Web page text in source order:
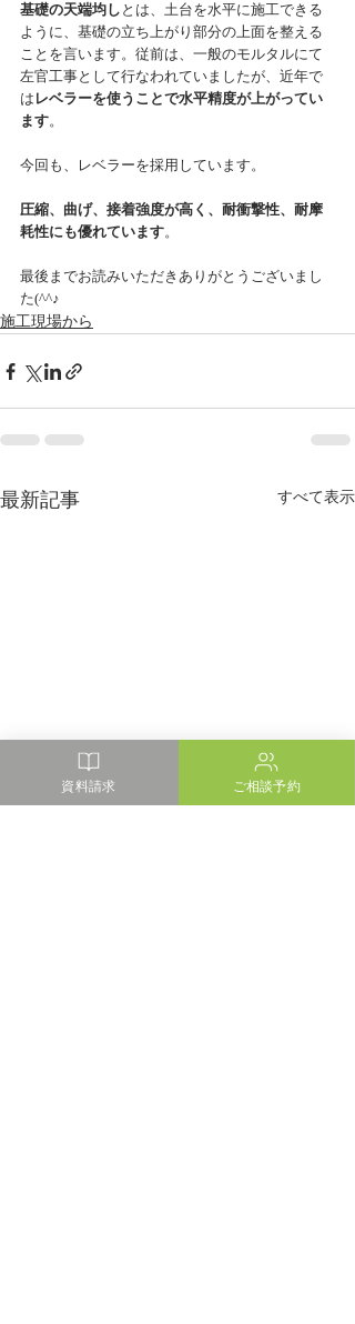
基礎の天端均し とは、土台を水平に施工できる
ように、基礎の立ち上がり部分の上面を整える
ことを言います。従前は、一般のモルタルにて
左官工事として行なわれていましたが、近年で
は レベラーを使うことで水平精度が上がってい
ます。
今回も、レベラーを採用しています。
圧縮、曲げ、接着強度が高く、耐衝撃性、耐摩
耗性にも優れています。
最後までお読みいただきありがとうございまし
た(^^♪
施工現場から
最新記事 すべて表示
資料請求 ご相談予約